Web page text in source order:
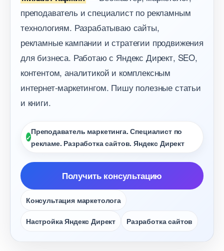
преподаватель и специалист по рекламным
технологиям. Разрабатываю сайты,
рекламные кампании и стратегии продвижения
для бизнеса. Работаю с Яндекс Директ, SEO,
контентом, аналитикой и комплексным
интернет-маркетингом. Пишу полезные статьи
и книги.
Преподаватель маркетинга. Специалист по
рекламе. Разработка сайтов. Яндекс Директ
Получить консультацию
Консультация маркетолога
Настройка Яндекс Директ Разработка сайто